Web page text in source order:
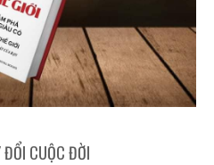
ĐỔI CUỘC ĐỜI